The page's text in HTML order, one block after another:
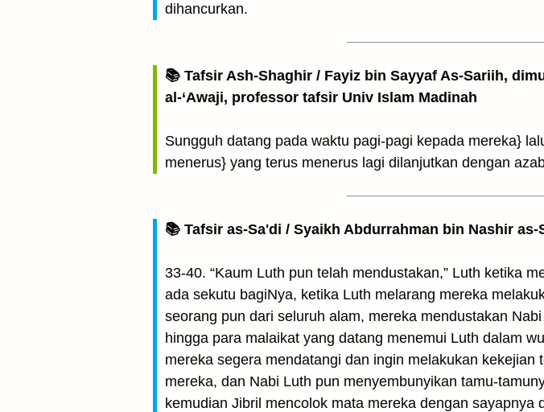
dihancurkan.
📚 Tafsir Ash-Shaghir / Fayiz bin Sayyaf As-Sariih,
al-‘Awaji, professor tafsir Univ Islam Madinah
Sungguh datang pada waktu pagi-pagi kepada mereka}
menerus} yang terus menerus lagi dilanjutkan dengan
📚 Tafsir as-Sa'di / Syaikh Abdurrahman bin Nashir
33-40. “Kaum Luth pun telah mendustakan,” Luth ketika
ada sekutu bagiNya, ketika Luth melarang mereka
seorang pun dari seluruh alam, mereka mendustakan
hingga para malaikat yang datang menemui Luth dalam
mereka segera mendatangi dan ingin melakukan
mereka, dan Nabi Luth pun menyembunyikan tamu-
kemudian Jibril mencolok mata mereka dengan